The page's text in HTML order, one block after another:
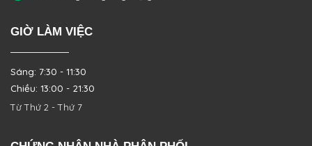
GIỜ LÀM VIỆC
Sáng: 7:30 - 11:30
Chiều: 13:00 - 21:30
Từ Thứ 2 - Thứ 7